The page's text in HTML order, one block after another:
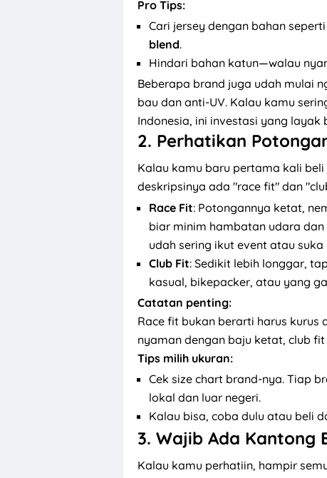
Pro Tips:
Cari jersey dengan bahan seperti
blend.
Hindari bahan katun—walau
Beberapa brand juga udah mulai
bau dan anti-UV. Kalau kamu
Indonesia, ini investasi yang layak
2. Perhatikan
Kalau kamu baru pertama kali
deskripsinya ada "race fit" dan
Race Fit: Potongannya ketat,
biar minim hambatan udara
udah sering ikut event atau suka
Club Fit: Sedikit lebih longgar,
kasual, bikepacker, atau yang
Catatan penting:
Race fit bukan berarti harus kurus
nyaman dengan baju ketat, club
Tips milih ukuran:
Cek size chart brand-nya. Tiap
lokal dan luar negeri.
Kalau bisa, coba dulu atau beli
3. Wajib Ada Kantong
Kalau kamu perhatiin, hampir